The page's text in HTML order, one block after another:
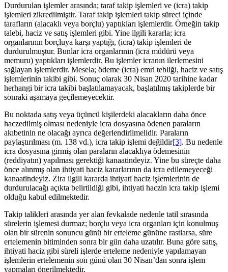
Durdurulan işlemler arasında; taraf takip işlemleri ve (icra) takip
işlemleri zikredilmiştir. Taraf takip işlemleri takip süreci içinde
tarafların (alacaklı veya borçlu) yaptıkları işlemlerdir. Örneğin takip
talebi, haciz ve satış işlemleri gibi. Yine ilgili kararla; icra
organlarının borçluya karşı yaptığı, (icra) takip işlemleri de
durdurulmuştur. Bunlar icra organlarının (icra müdürü veya
memuru) yaptıkları işlemlerdir. Bu işlemler icranın ilerlemesini
sağlayan işlemlerdir. Mesela; ödeme (icra) emri tebliği, haciz ve satış
işlemlerinin takibi gibi. Sonuç olarak 30 Nisan 2020 tarihine kadar
herhangi bir icra takibi başlatılamayacak, başlatılmış takiplerde bir
sonraki aşamaya geçilemeyecektir.
Bu noktada satış veya üçüncü kişilerdeki alacakların daha önce
haczedilmiş olması nedeniyle icra dosyasına ödenen paraların
akıbetinin ne olacağı ayrıca değerlendirilmelidir. Paraların
paylaştırılması (m. 138 vd.), icra takip işlemi değildir[3]. Bu nedenle
icra dosyasına girmiş olan paraların alacaklıya ödemesinin
(reddiyatın) yapılması gerektiği kanaatindeyiz. Yine bu süreçte daha
önce alınmış olan ihtiyati haciz kararlarının da icra edilemeyeceği
kanaatindeyiz. Zira ilgili kararda ihtiyati haciz işlemlerinin de
durdurulacağı açıkta belirtildiği gibi, ihtiyati haczin icra takip işlemi
olduğu kabul edilmektedir.
Takip talikleri arasında yer alan fevkalade nedenle tatil sırasında
sürelerin işlemesi durmaz; borçlu veya icra organları için konulmuş
olan bir sürenin sonuncu günü bir erteleme gününe rastlarsa, süre
ertelemenin bitiminden sonra bir gün daha uzatılır. Buna göre satış,
ihtiyati haciz gibi süreli işlerde erteleme nedeniyle yapılamayan
işlemlerin ertelemenin son günü olan 30 Nisan’dan sonra işlem
yapmaları önerilmektedir.